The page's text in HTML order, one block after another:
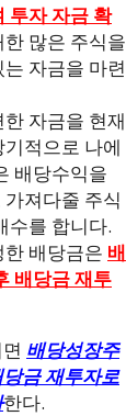
투자 자금 확
많은 주식을
자금을 마련
자금을 현재
적으로 나에
배당수익을
져다줄 주식
수를 합니다.
배당금은 배
배당금 재투
배당성장주
금 재투자로
한다.